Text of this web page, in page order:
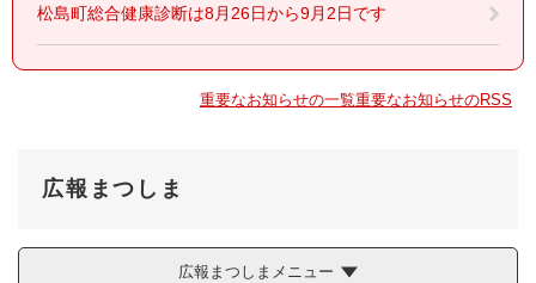
松島町総合健康診断は8月26日から9月2日です
重要なお知らせの一覧重要なお知らせのRSS
広報まつしま
広報まつしまメニュー